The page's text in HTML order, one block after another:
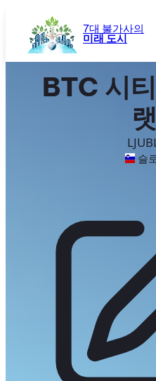
7대 불가사의
미래 도시
BTC 시
슬